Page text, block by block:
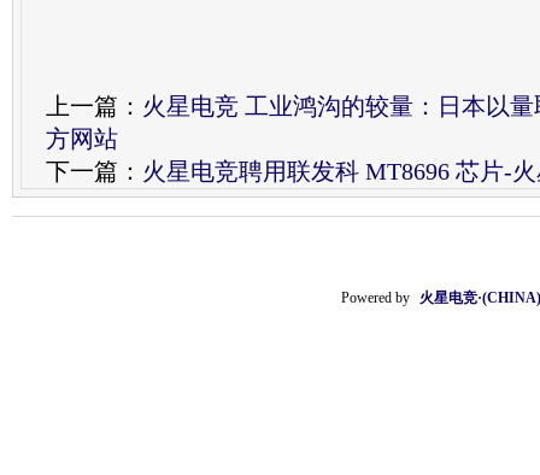
上一篇： 火星电竞 工业鸿沟的较量：日本以
方网站
下一篇： 火星电竞聘用联发科 MT8696 芯片-
Powered by 火星电竞